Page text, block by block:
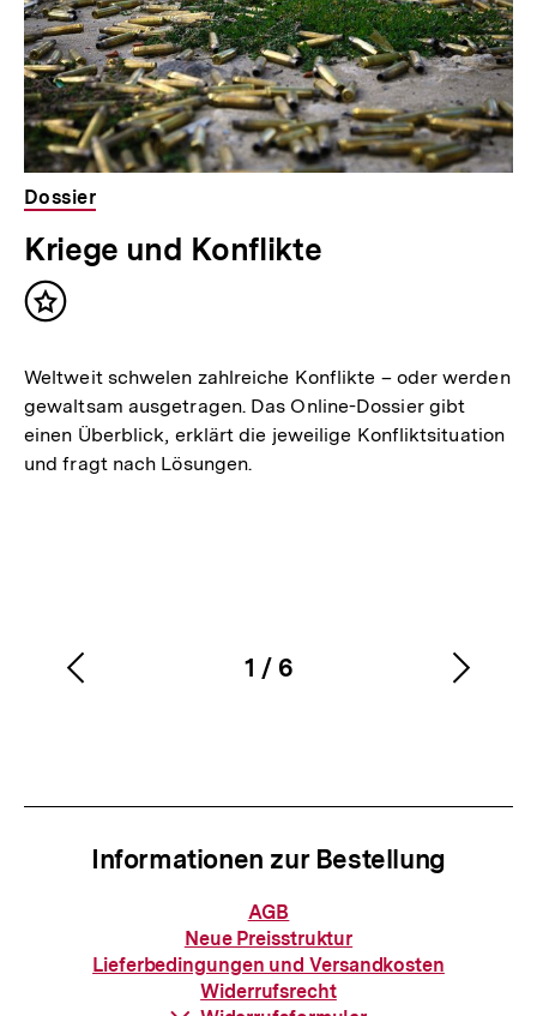
Dossier
Kriege und Konflikte
Inhalt
Weltweit schwelen zahlreiche Konflikte – oder werden
gewaltsam ausgetragen. Das Online-Dossier gibt
einen Überblick, erklärt die jeweilige Konfliktsituation
und fragt nach Lösungen.
Karussellinhalt
1
von
/ 6
Vorherigen
Informationen zur Bestellung
Informationen
zur
Bestellung
AGB
Neue Preisstruktur
Lieferbedingungen und Versandkosten
Widerrufsrecht